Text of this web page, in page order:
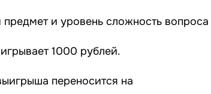
и уровень сложность вопроса
1000 рублей.
переносится на